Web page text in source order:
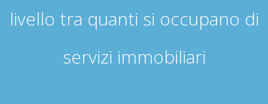
livello tra quanti si occupano di
servizi immobiliari